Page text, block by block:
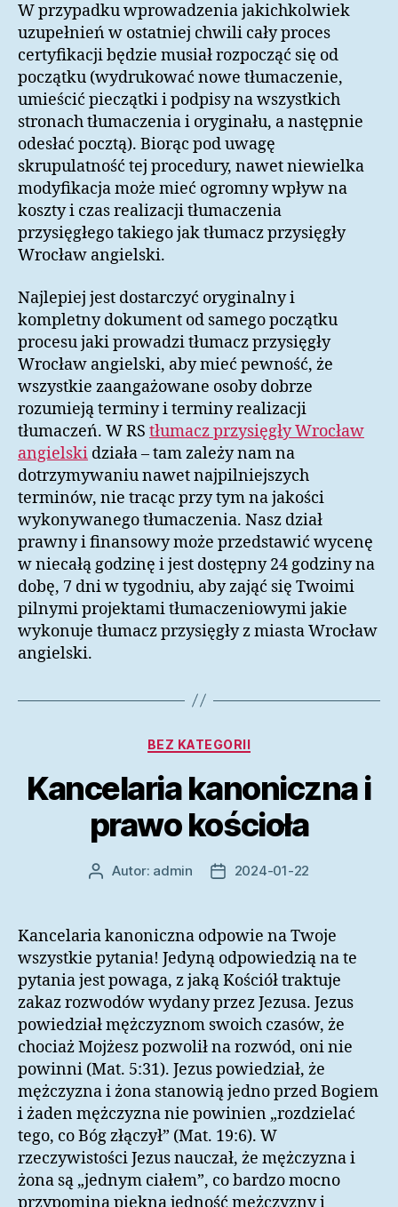
W przypadku wprowadzenia jakichkolwiek
uzupełnień w ostatniej chwili cały proces
certyfikacji będzie musiał rozpocząć się od
początku (wydrukować nowe tłumaczenie,
umieścić pieczątki i podpisy na wszystkich
stronach tłumaczenia i oryginału, a następnie
odesłać pocztą). Biorąc pod uwagę
skrupulatność tej procedury, nawet niewielka
modyfikacja może mieć ogromny wpływ na
koszty i czas realizacji tłumaczenia
przysięgłego takiego jak tłumacz przysięgły
Wrocław angielski.
Najlepiej jest dostarczyć oryginalny i
kompletny dokument od samego początku
procesu jaki prowadzi tłumacz przysięgły
Wrocław angielski, aby mieć pewność, że
wszystkie zaangażowane osoby dobrze
rozumieją terminy i terminy realizacji
tłumaczeń. W RS tłumacz przysięgły Wrocław
angielski działa – tam zależy nam na
dotrzymywaniu nawet najpilniejszych
terminów, nie tracąc przy tym na jakości
wykonywanego tłumaczenia. Nasz dział
prawny i finansowy może przedstawić wycenę
w niecałą godzinę i jest dostępny 24 godziny na
dobę, 7 dni w tygodniu, aby zająć się Twoimi
pilnymi projektami tłumaczeniowymi jakie
wykonuje tłumacz przysięgły z miasta Wrocław
angielski.
Kategorie
BEZ KATEGORII
Kancelaria kanoniczna i
prawo kościoła
AutorAutor: admin
Data2024-01-22
Kancelaria kanoniczna odpowie na Twoje
wszystkie pytania! Jedyną odpowiedzią na te
pytania jest powaga, z jaką Kościół traktuje
zakaz rozwodów wydany przez Jezusa. Jezus
powiedział mężczyznom swoich czasów, że
chociaż Mojżesz pozwolił na rozwód, oni nie
powinni (Mat. 5:31). Jezus powiedział, że
mężczyzna i żona stanowią jedno przed Bogiem
i żaden mężczyzna nie powinien „rozdzielać
tego, co Bóg złączył” (Mat. 19:6). W
rzeczywistości Jezus nauczał, że mężczyzna i
żona są „jednym ciałem”, co bardzo mocno